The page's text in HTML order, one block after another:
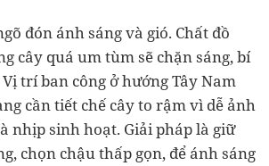
đón ánh sáng và gió. Chất đồ
cây quá um tùm sẽ chặn sáng, bí
trí ban công ở hướng Tây Nam
cần tiết chế cây to rậm vì dễ ảnh
nhịp sinh hoạt. Giải pháp là giữ
chọn chậu thấp gọn, để ánh sáng